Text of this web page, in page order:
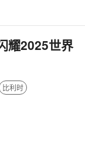
耀2025世界
比利时